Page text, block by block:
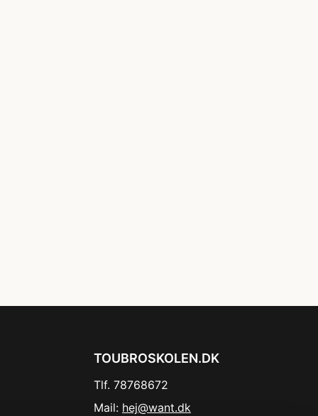
TOUBROSKOLEN.DK
Tlf. 78768672
Mail: hej@want.dk